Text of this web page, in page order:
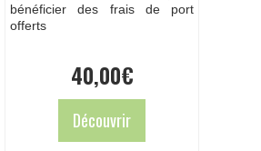
bénéficier des frais de port
offerts
40,00€
Découvrir